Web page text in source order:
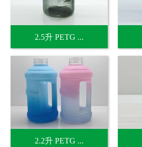
2.5升 PETG ...
2.2升 PETG ...